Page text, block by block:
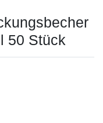
50 Stück